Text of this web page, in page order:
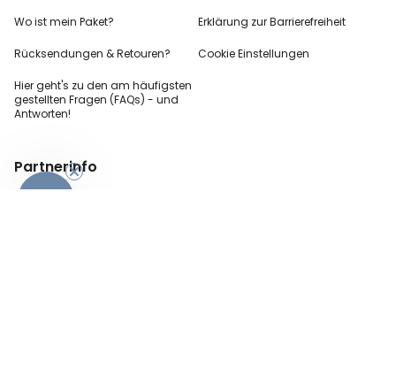
Wo ist mein Paket?
Rücksendungen & Retouren?
Hier geht's zu den am häufigsten
gestellten Fragen (FAQs) - und
Antworten!
Erklärung zur Barrierefreiheit
Cookie Einstellungen
Partnerinfo